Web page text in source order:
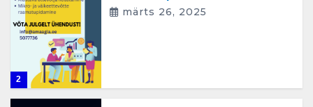
2
märts 26, 2025